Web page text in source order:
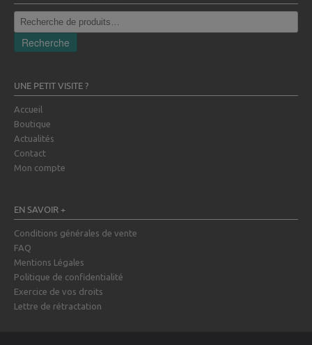
Recherche
pour :
Recherche
UNE PETIT VISITE ?
Accueil
Boutique
Actualités
Contact
Mon compte
EN SAVOIR +
Conditions générales de vente
FAQ
Mentions Légales
Politique de confidentialité
Exercice de vos droits
Lettre de rétractation